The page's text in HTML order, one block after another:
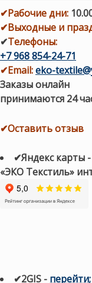
✔Рабочие дни:
✔Выходные и
✔Телефоны:
+7 968 854-24-71
✔Email:eko-
Заказы онлайн
принимаются 24
✔Оставить отзыв
✔Яндекс карты -
«ЭКО Текстиль»
✔2GIS - перейти;